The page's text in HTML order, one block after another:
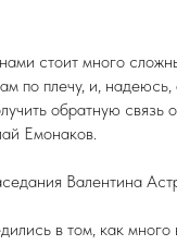
стоит много
по плечу, и,
обратную связь
Емонаков.
Валентина
в том, как много